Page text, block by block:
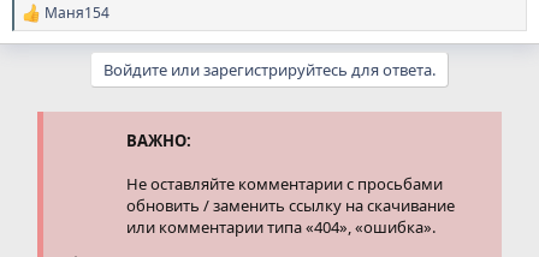
Р
е
Маня154
Войдите или зарегистрируйтесь для ответа.
ВАЖНО:
Не оставляйте комментарии с просьбами
обновить / заменить ссылку на скачивание
или комментарии типа «404», «ошибка».